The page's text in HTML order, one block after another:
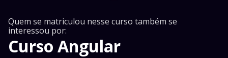
Quem se matriculou nesse curso também se
interessou por:
Curso Angular